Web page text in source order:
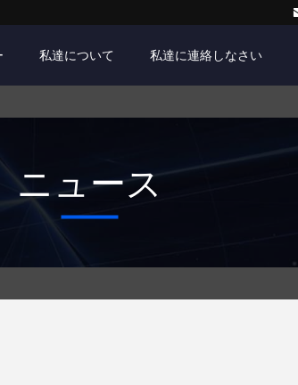
私達について 私達に連絡しなさい
ニュース